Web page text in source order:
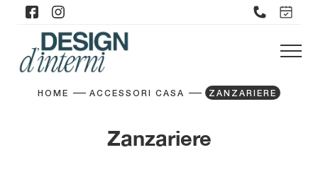
HOME ACCESSORI CASA ZANZARIERE
Zanzariere